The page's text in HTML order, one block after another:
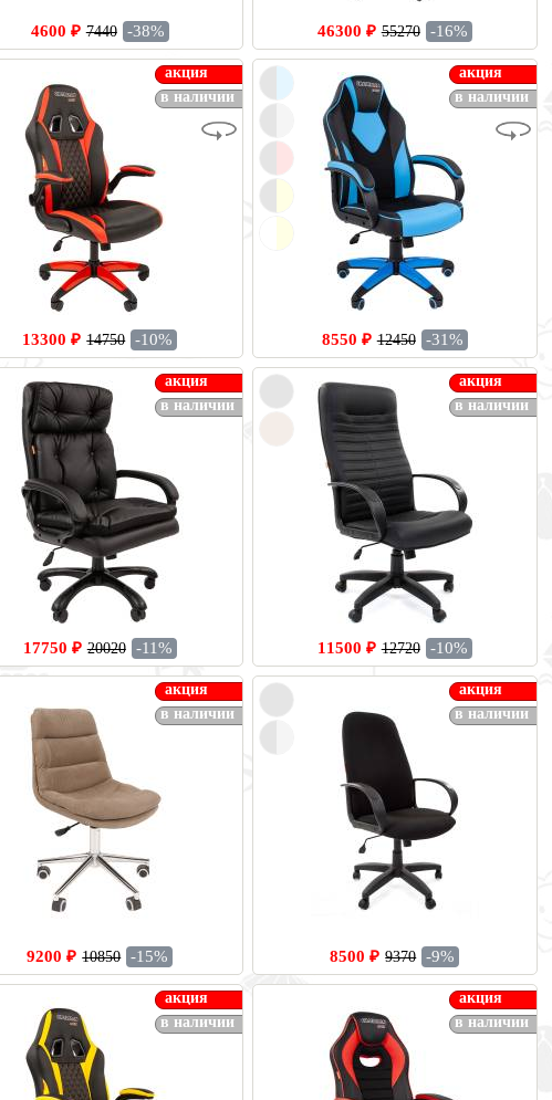
4600 ₽ 7440 -38% 46300 ₽ 55270 -16%
13300 ₽ 14750 -10%
акция
в наличии
8550 ₽ 12450 -31%
акция
в наличии
17750 ₽ 20020 -11%
акция
в наличии
11500 ₽ 12720 -10%
акция
в наличии
9200 ₽ 10850 -15%
акция
в наличии
8500 ₽ 9370 -9%
акция
в наличии
акция
в наличии
акция
в наличии